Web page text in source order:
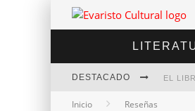
DESTACADO EL
Inicio Reseñas